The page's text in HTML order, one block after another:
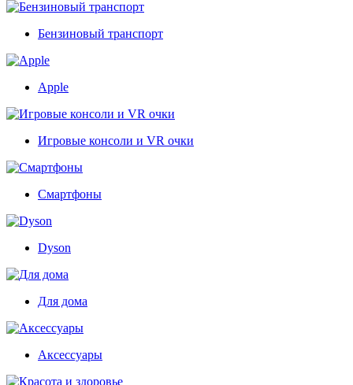
Бензиновый транспорт
Apple
Игровые консоли и VR очки
Смартфоны
Dyson
Для дома
Аксессуары